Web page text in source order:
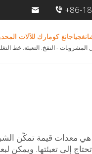
+86-
كومارك للآلات
المشروبات - النفخ. التعبئة. خط
هي معدات قيمة تمكّن